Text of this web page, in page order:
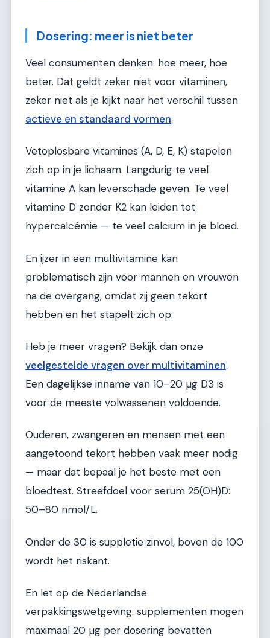
Dosering: meer is niet beter
Veel consumenten denken: hoe meer, hoe
beter. Dat geldt zeker niet voor vitaminen,
zeker niet als je kijkt naar het verschil tussen
actieve en standaard vormen.
Vetoplosbare vitamines (A, D, E, K) stapelen
zich op in je lichaam. Langdurig te veel
vitamine A kan leverschade geven. Te veel
vitamine D zonder K2 kan leiden tot
hypercalcémie — te veel calcium in je bloed.
En ijzer in een multivitamine kan
problematisch zijn voor mannen en vrouwen
na de overgang, omdat zij geen tekort
hebben en het stapelt zich op.
Heb je meer vragen? Bekijk dan onze
veelgestelde vragen over multivitaminen.
Een dagelijkse inname van 10–20 µg D3 is
voor de meeste volwassenen voldoende.
Ouderen, zwangeren en mensen met een
aangetoond tekort hebben vaak meer nodig
— maar dat bepaal je het beste met een
bloedtest. Streefdoel voor serum 25(OH)D:
50–80 nmol/L.
Onder de 30 is suppletie zinvol, boven de 100
wordt het riskant.
En let op de Nederlandse
verpakkingswetgeving: supplementen mogen
maximaal 20 µg per dosering bevatten